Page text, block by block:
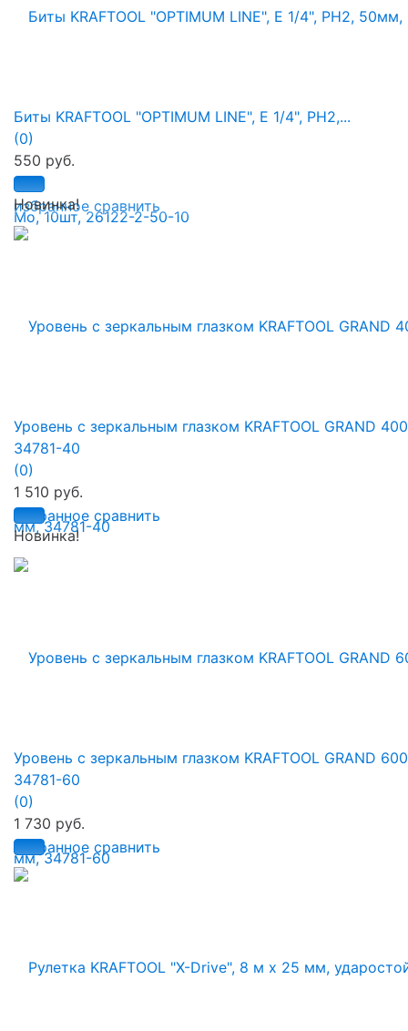
избранное сравнить
Биты KRAFTOOL "OPTIMUM LINE", E 1/4", PH2,...
(0)
550 руб.
Новинка!
избранное сравнить
Уровень с зеркальным глазком KRAFTOOL GRAND
34781-40
(0)
1 510 руб.
Новинка!
избранное сравнить
Уровень с зеркальным глазком KRAFTOOL GRAND
34781-60
(0)
1 730 руб.